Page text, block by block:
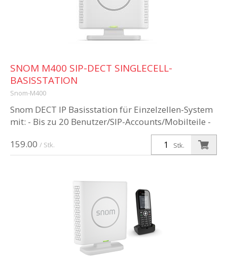
159.00 / Stk. Stk.
SNOM M400 SIP-DECT SINGLECELL-
BASISSTATION
Snom-M400
Snom DECT IP Basisstation für Einzelzellen-System
mit: - Bis zu 20 Benutzer/SIP-Accounts/Mobilteile -
Bis zu 6 Repeater - Bis zu 10 Gespräche gleichzeitig
- Stromversorgu...